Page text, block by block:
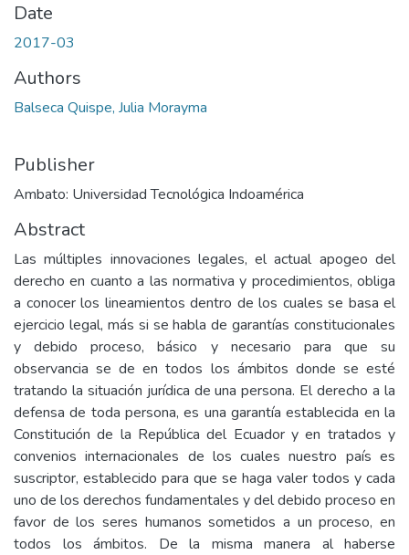
Date
2017-03
Authors
Balseca Quispe, Julia Morayma
Publisher
Ambato: Universidad Tecnológica Indoamérica
Abstract
Las múltiples innovaciones legales, el actual apogeo del
derecho en cuanto a las normativa y procedimientos, obliga
a conocer los lineamientos dentro de los cuales se basa el
ejercicio legal, más si se habla de garantías constitucionales
y debido proceso, básico y necesario para que su
observancia se de en todos los ámbitos donde se esté
tratando la situación jurídica de una persona. El derecho a la
defensa de toda persona, es una garantía establecida en la
Constitución de la República del Ecuador y en tratados y
convenios internacionales de los cuales nuestro país es
suscriptor, establecido para que se haga valer todos y cada
uno de los derechos fundamentales y del debido proceso en
favor de los seres humanos sometidos a un proceso, en
todos los ámbitos. De la misma manera al haberse